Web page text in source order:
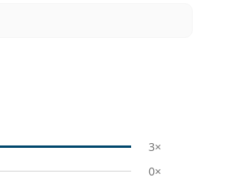
3×
0×